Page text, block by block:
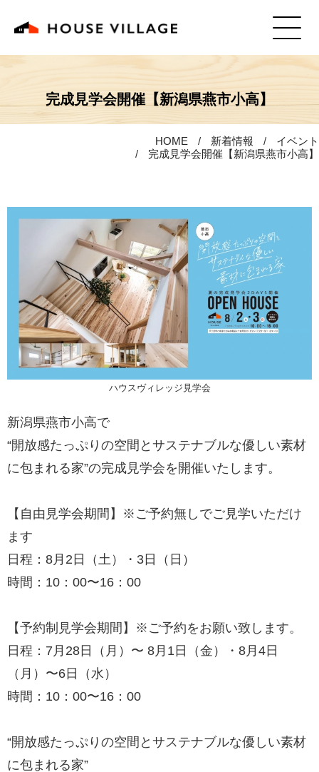
完成見学会開催【新潟県燕市小高】
HOME 新着情報
イベント
完成見学会開催【新潟県燕市小高】
ハウスヴィレッジ見学会
新潟県燕市小高で
“開放感たっぷりの空間とサステナブルな優しい素材
に包まれる家”の完成見学会を開催いたします。
【自由見学会期間】※ご予約無しでご見学いただけ
ます
日程：8月2日（土）・3日（日）
時間：10：00〜16：00
【予約制見学会期間】※ご予約をお願い致します。
日程：7月28日（月）〜 8月1日（金）・8月4日
（月）〜6日（水）
時間：10：00〜16：00
“開放感たっぷりの空間とサステナブルな優しい素材
に包まれる家”